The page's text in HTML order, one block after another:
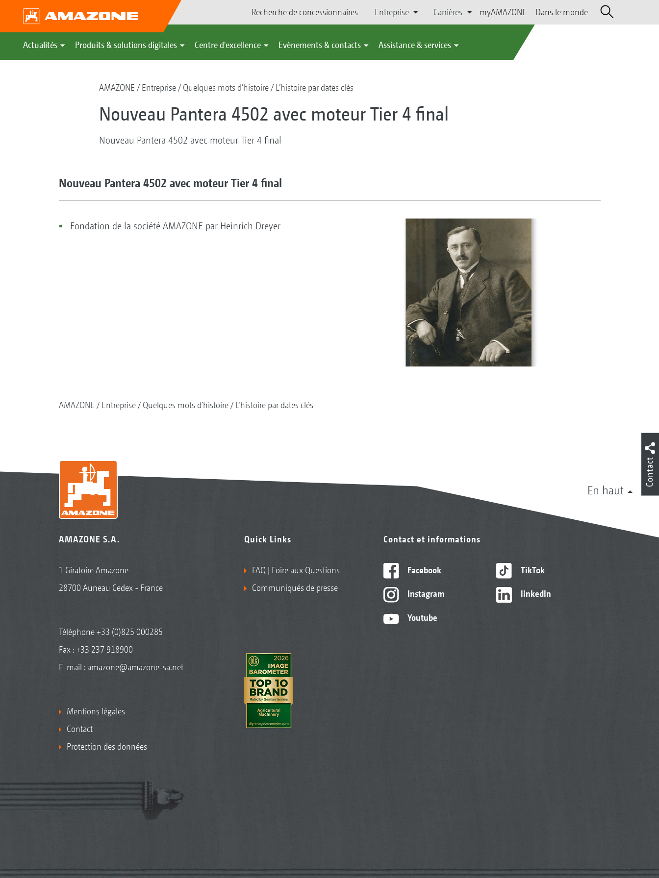
Recherche de concessionnaires Entreprise Carrières myAMAZONE Dans le monde
Actualités Produits & solutions digitales Centre d'excellence Evènements & contacts Assistance & services
AMAZONE Entreprise Quelques mots d’histoire L’histoire par dates clés
Nouveau Pantera 4502 avec moteur Tier 4 final
Nouveau Pantera 4502 avec moteur Tier 4 final
Nouveau Pantera 4502 avec moteur Tier 4 final
Fondation de la société AMAZONE par Heinrich Dreyer
AMAZONE Entreprise Quelques mots d’histoire L’histoire par dates clés
En haut
AMAZONE S.A.
1 Giratoire Amazone
28700 Auneau Cedex - France
Téléphone+33 (0)825 000285
Fax : +33 237 918900
E-mail : amazone@amazone-sa.net
Mentions légales
Contact
Protection des données
Quick Links
FAQ | Foire aux Questions
Communiqués de presse
Contact et informations
Facebook
Instagram
Youtube
TikTok
linkedIn
Contact